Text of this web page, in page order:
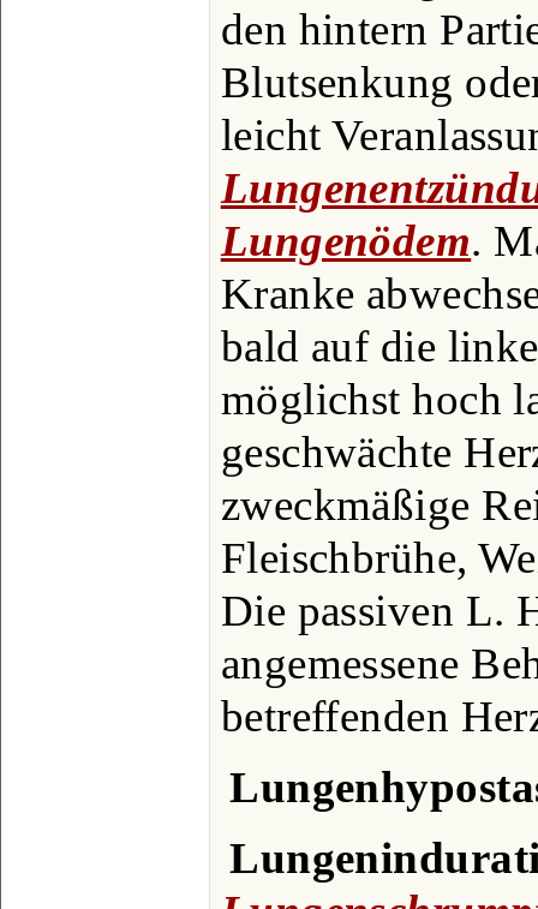
den hintern
Blutsenkung
leicht
Lungenödem.
Kranke
bald auf die
möglichst hoch
geschwächte
zweckmäßige
Fleischbrühe,
Die passiven L.
angemessene
betreffenden